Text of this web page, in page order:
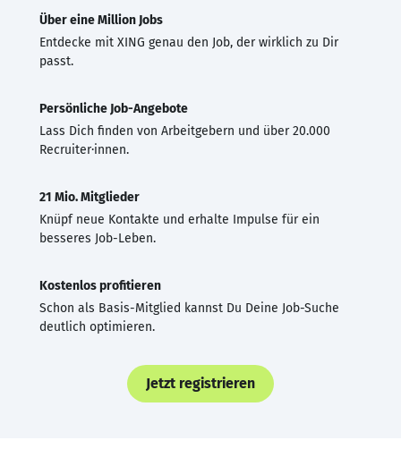
Über eine Million Jobs
Entdecke mit XING genau den Job, der wirklich zu Dir
passt.
Persönliche Job-Angebote
Lass Dich finden von Arbeitgebern und über 20.000
Recruiter·innen.
21 Mio. Mitglieder
Knüpf neue Kontakte und erhalte Impulse für ein
besseres Job-Leben.
Kostenlos profitieren
Schon als Basis-Mitglied kannst Du Deine Job-Suche
deutlich optimieren.
Jetzt registrieren